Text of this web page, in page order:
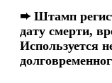
➨ Штамп
дату смерти,
Используется